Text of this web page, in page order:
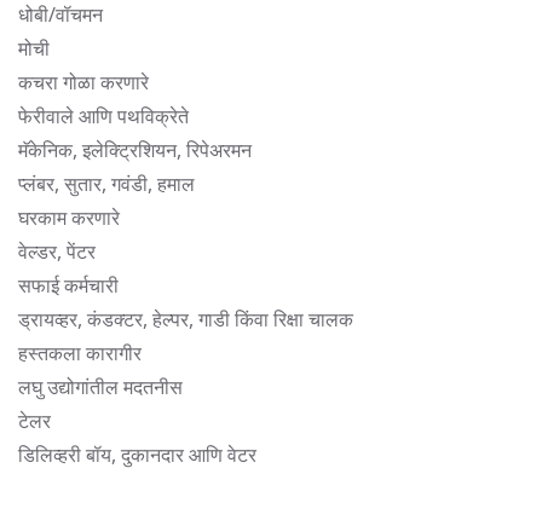
धोबी/वॉचमन
मोची
कचरा गोळा करणारे
फेरीवाले आणि पथविक्रेते
मॅकेनिक, इलेक्ट्रिशियन, रिपेअरमन
प्लंबर, सुतार, गवंडी, हमाल
घरकाम करणारे
वेल्डर, पेंटर
सफाई कर्मचारी
ड्रायव्हर, कंडक्टर, हेल्पर, गाडी किंवा रिक्षा चालक
हस्तकला कारागीर
लघु उद्योगांतील मदतनीस
टेलर
डिलिव्हरी बॉय, दुकानदार आणि वेटर